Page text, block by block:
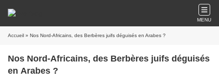
MENU
Accueil » Nos Nord-Africains, des Berbères juifs déguisés en Arabes ?
Nos Nord-Africains, des Berbères juifs déguisés
en Arabes ?